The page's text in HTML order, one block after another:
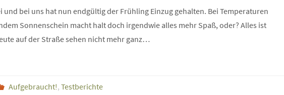
und bei uns hat nun endgültig der Frühling Einzug gehalten. Bei Temperaturen
Sonnenschein macht halt doch irgendwie alles mehr Spaß, oder? Alles ist
auf der Straße sehen nicht mehr ganz…
Aufgebraucht!,Testberichte